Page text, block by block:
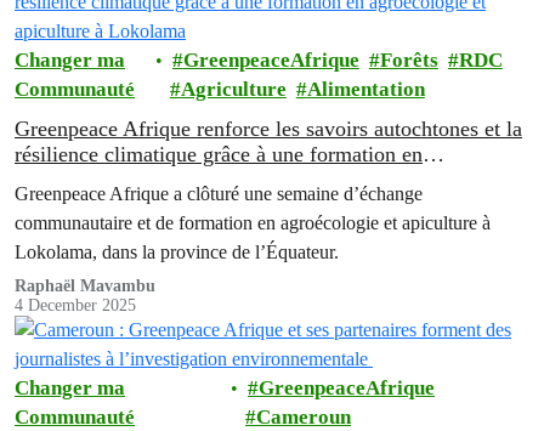
Changer ma
Communauté
GreenpeaceAfrique Forêts
RDC
Agriculture
Alimentation
Greenpeace Afrique renforce les savoirs autochtones et la
résilience climatique grâce à une formation en
agroécologie et apiculture à Lokolama
Greenpeace Afrique a clôturé une semaine d’échange
communautaire et de formation en agroécologie et apiculture à
Lokolama, dans la province de l’Équateur.
Raphaël Mavambu
4 December 2025
Changer ma
Communauté
GreenpeaceAfrique
Cameroun